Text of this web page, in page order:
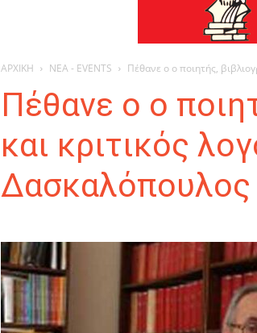
ΑΡΧΙΚΗ ΝΕΑ - EVENTS Πέθανε ο ο ποιητής,
Πέθανε ο ο
και κριτικός
Δασκαλόπουλος